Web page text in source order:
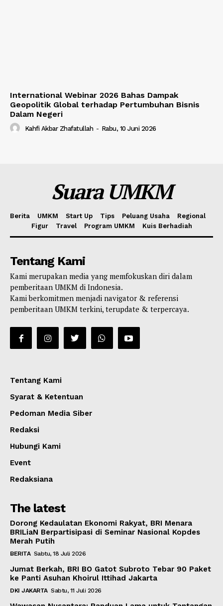
International Webinar 2026 Bahas Dampak
Geopolitik Global terhadap Pertumbuhan Bisnis
Dalam Negeri
Kahfi Akbar Zhafatullah - Rabu, 10 Juni 2026
Suara UMKM
Berita UMKM Start Up Tips Peluang Usaha
Regional
Figur
Travel Program UMKM Kuis Berhadiah
Tentang Kami
Kami merupakan media yang memfokuskan diri dalam
pemberitaan UMKM di Indonesia.
Kami berkomitmen menjadi navigator & referensi
pemberitaan UMKM terkini, terupdate & terpercaya.
Tentang Kami
Syarat & Ketentuan
Pedoman Media Siber
Redaksi
Hubungi Kami
Event
Redaksiana
The latest
Dorong Kedaulatan Ekonomi Rakyat, BRI Menara
BRILiaN Berpartisipasi di Seminar Nasional Kopdes
Merah Putih
BERITA Sabtu, 18 Juli 2026
Jumat Berkah, BRI BO Gatot Subroto Tebar 90 Paket
ke Panti Asuhan Khoirul Ittihad Jakarta
DKI JAKARTA Sabtu, 11 Juli 2026